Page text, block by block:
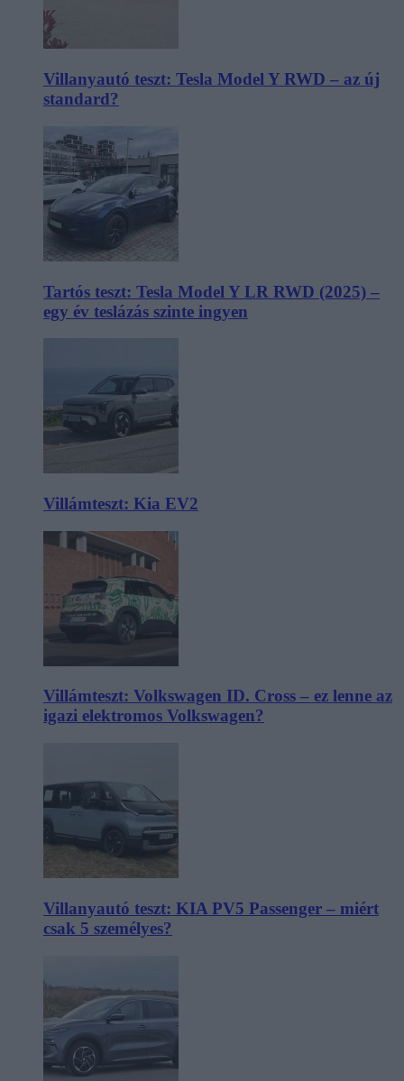
Villanyautó teszt: Tesla Model Y RWD – az új
standard?
Tartós teszt: Tesla Model Y LR RWD (2025) –
egy év teslázás szinte ingyen
Villámteszt: Kia EV2
Villámteszt: Volkswagen ID. Cross – ez lenne az
igazi elektromos Volkswagen?
Villanyautó teszt: KIA PV5 Passenger – miért
csak 5 személyes?